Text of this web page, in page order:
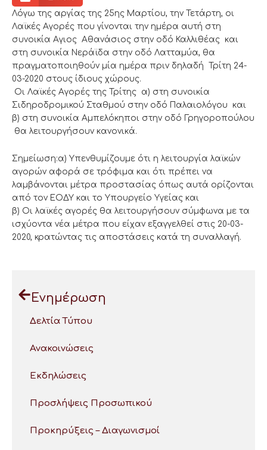
Λόγω της αργίας της 25ης Μαρτίου, την Τετάρτη, οι
Λαϊκές Αγορές που γίνονται την ημέρα αυτή στη
συνοικία Αγιος Αθανάσιος στην οδό Καλλιθέας και
στη συνοικία Νεράϊδα στην οδό Λατταμύα, θα
πραγματοποιηθούν μία ημέρα πριν δηλαδή Τρίτη 24-
03-2020 στους ίδιους χώρους.
Οι Λαϊκές Αγορές της Τρίτης α) στη συνοικία
Σιδηροδρομικού Σταθμού στην οδό Παλαιολόγου και
β) στη συνοικία Αμπελόκηποι στην οδό Γρηγοροπούλου
θα λειτουργήσουν κανονικά.
Σημείωση:α) Υπενθυμίζουμε ότι η λειτουργία λαϊκών
αγορών αφορά σε τρόφιμα και ότι πρέπει να
λαμβάνονται μέτρα προστασίας όπως αυτά ορίζονται
από τον ΕΟΔΥ και το Υπουργείο Υγείας και
β) Οι λαϊκές αγορές θα λειτουργήσουν σύμφωνα με τα
ισχύοντα νέα μέτρα που είχαν εξαγγελθεί στις 20-03-
2020, κρατώντας τις αποστάσεις κατά τη συναλλαγή.
Ενημέρωση
Δελτία Τύπου
Ανακοινώσεις
Εκδηλώσεις
Προσλήψεις Προσωπικού
Προκηρύξεις – Διαγωνισμοί